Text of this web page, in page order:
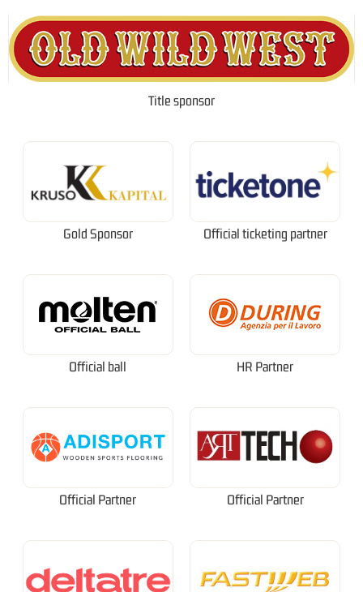
Title sponsor
Gold Sponsor Official ticketing partner
Official ball HR Partner
Official Partner Official Partner